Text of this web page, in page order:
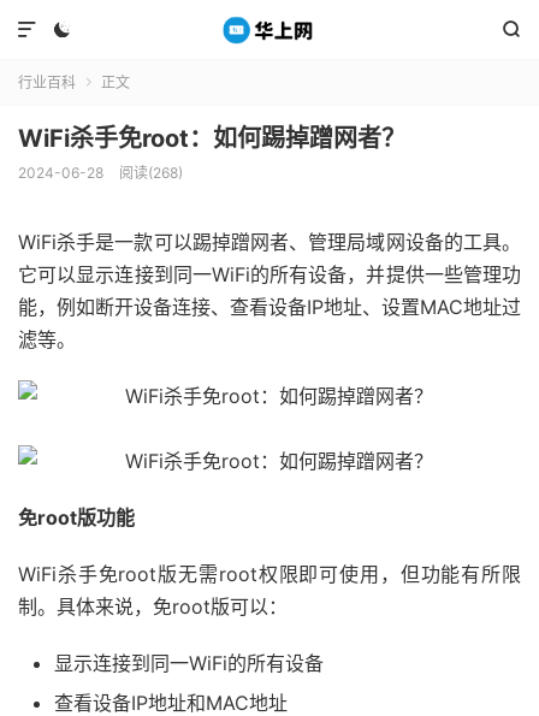
 

行业百科  正文
WiFi杀手免root：如何踢掉蹭网者？
2024-06-28 阅读(268)
WiFi杀手是一款可以踢掉蹭网者、管理局域网设备的工具。
它可以显示连接到同一WiFi的所有设备，并提供一些管理功
能，例如断开设备连接、查看设备IP地址、设置MAC地址过
滤等。
免root版功能
WiFi杀手免root版无需root权限即可使用，但功能有所限
制。具体来说，免root版可以：
显示连接到同一WiFi的所有设备
查看设备IP地址和MAC地址